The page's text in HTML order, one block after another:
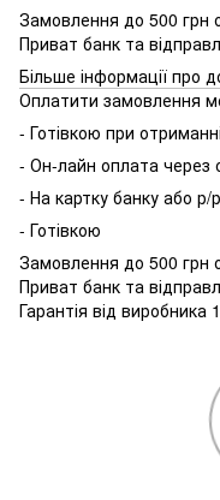
Замовлення до 500 грн
Приват банк та
Більше інформації про
Оплатити замовлення
- Готівкою при отриманні
- Он-лайн оплата через
- На картку банку або р/р
- Готівкою
Замовлення до 500 грн
Приват банк та
Гарантія від виробника